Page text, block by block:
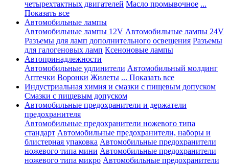
четырехтактных двигателей Масло промывочное ...
Показать все
Автомобильные лампы
Автомобильные лампы 12V Автомобильные лампы 24V
Разъемы для ламп дополнительного освещения Разъемы
для галогеновых ламп Ксеноновые лампы
Автопринадлежности
Автомобильные удлинители Автомобильный молдинг
Аптечки Воронки Жилеты ... Показать все
Индустриальная химия и смазки с пищевым допуском
Смазки с пищевым допуском
Автомобильные предохранители и держатели
предохранителя
Автомобильные предохранители ножевого типа
стандарт Автомобильные предохранители, наборы и
блистерная упаковка Автомобильные предохранители
ножевого типа мини Автомобильные предохранители
ножевого типа микро Автомобильные предохранители